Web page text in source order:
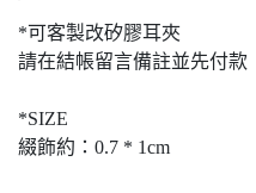
*可客製改矽膠耳夾
請在結帳留言備註並先付款
*SIZE
綴飾約：0.7 * 1cm